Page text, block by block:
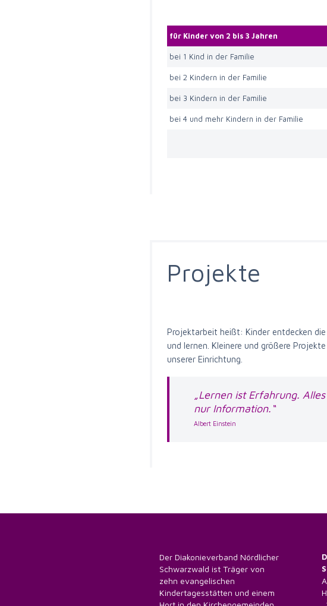
für Kinder von 2 bis 3 Jahren
bei 1 Kind in der Familie
bei 2 Kindern in der Familie
bei 3 Kindern in der Familie
bei 4 und mehr Kindern in der Familie
Projekte
Projektarbeit heißt: Kinder entdecken
und lernen. Kleinere und größere
unserer Einrichtung.
„Lernen ist Erfahrung.
nur Information.“
Albert Einstein
Der Diakonieverband Nördlicher
Schwarzwald ist Träger von
zehn evangelischen
Kindertagesstätten und einem